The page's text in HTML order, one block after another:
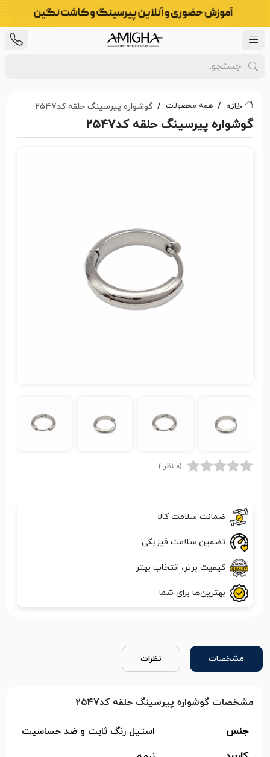
خانه همه محصولات گوشواره پیرسینگ حلقه کد۲۵۴7
گوشواره پیرسینگ حلقه کد۲۵۴7
(0 نظر )
ضمانت سلامت کالا
تضمین سلامت فیزیکی
کیفیت برتر، انتخاب بهتر
بهترین‌ها برای شما
مشخصات نظرات
مشخصات گوشواره پیرسینگ حلقه کد۲۵۴7
جنس
استیل رنگ ثابت و ضد حساسیت